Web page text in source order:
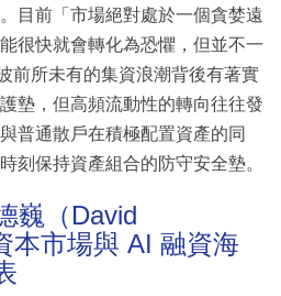
目前「市場絕對處於一個貪婪遠
很快就會轉化為恐懼，但並不一
前所未有的集資浪潮背後有著實
墊，但高頻流動性的轉向往往發
普通散戶在積極配置資產的同
刻保持資產組合的防守安全墊。
巍（David
本市場與 AI 融資海